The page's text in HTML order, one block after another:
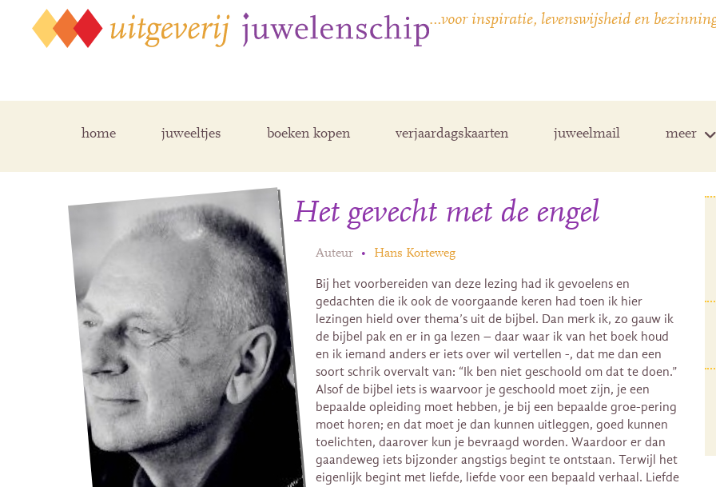
…voor inspiratie, levenswijsheid en
home juweeltjes boeken kopen verjaardagskaarten juweelmail meer
Het gevecht met de engel
Auteur • Hans Korteweg
Bij het voorbereiden van deze lezing had ik gevoelens en
gedachten die ik ook de voorgaande keren had toen ik hier
lezingen hield over thema’s uit de bijbel. Dan merk ik, zo gauw ik
de bijbel pak en er in ga lezen – daar waar ik van het boek houd
en ik iemand anders er iets over wil vertellen -, dat me dan een
soort schrik overvalt van: “Ik ben niet geschoold om dat te doen.”
Alsof de bijbel iets is waarvoor je geschoold moet zijn, je een
bepaalde opleiding moet hebben, je bij een bepaalde groe-pering
moet horen; en dat moet je dan kunnen uitleggen, goed kunnen
toelichten, daarover kun je bevraagd worden. Waardoor er dan
gaandeweg iets bijzonder angstigs begint te ontstaan. Terwijl het
eigenlijk begint met liefde, liefde voor een bepaald verhaal. Liefde